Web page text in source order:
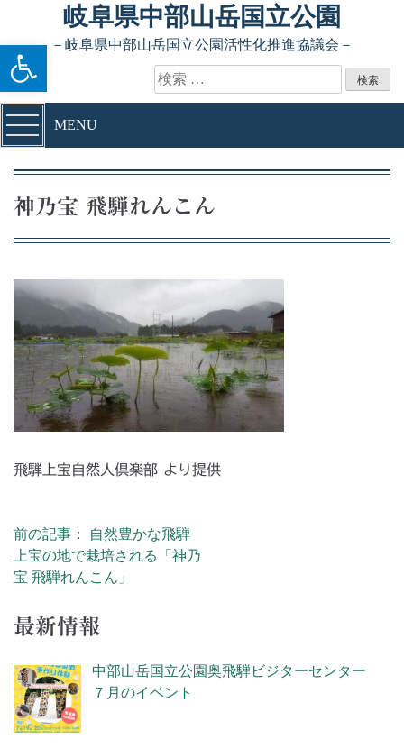
ツールバーを開く
Skip to content岐阜県中部山岳国立公園
－岐阜県中部山岳国立公園活性化推進協議会－
検索:
MENU
神乃宝 飛騨れんこん
飛騨上宝自然人倶楽部 より提供
投稿ナビゲーション
前の記事： 自然豊かな飛騨
上宝の地で栽培される「神乃
宝 飛騨れんこん」
最新情報
中部山岳国立公園奥飛騨ビジターセンター
７月のイベント